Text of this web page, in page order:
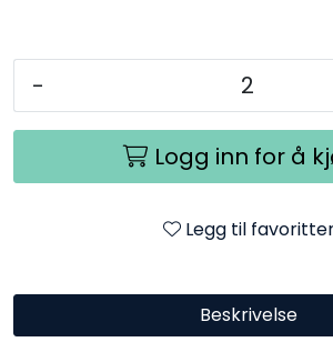
-
Logg inn for å
Legg til
Beskrivelse